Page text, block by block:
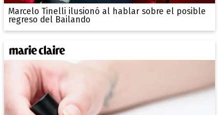
Marcelo Tinelli ilusionó al hablar sobre el posible
regreso del Bailando